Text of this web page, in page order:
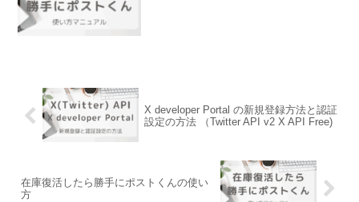
X developer Portal の新規登録方法と認証
設定の方法 （Twitter API v2 X API Free)
在庫復活したら勝手にポストくんの使い
方